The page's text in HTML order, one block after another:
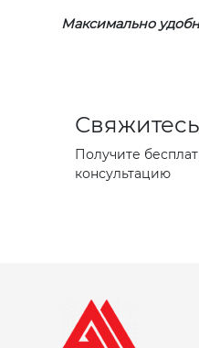
Максимально
Получите
консультацию